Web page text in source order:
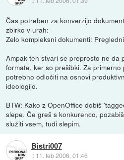
Čas potreben za konverzijo
zbirko v urah:
Zelo kompleksni dokumenti:
Ampak teh stvari se preprosto ne da
formate, ker so prešibki. Za
potrebno odločiti na osnovi
ideologijo.
BTW: Kako z OpenOffice dobiš
slepe. Če greš s konkurenco,
služiti vsem, tudi slepim.
Bistri007
:: 11. feb 2006, 01:46